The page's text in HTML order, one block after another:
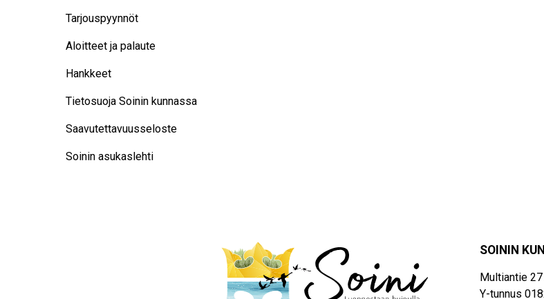
Tarjouspyynnöt
Aloitteet ja palaute
Hankkeet
Tietosuoja Soinin kunnassa
Saavutettavuusseloste
Soinin asukaslehti
SOININ
Multiantie
Y-tunnus